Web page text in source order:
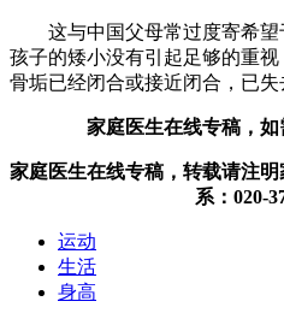
这与中国父母常过度寄希望
孩子的矮小没有引起足够的重
骨垢已经闭合或接近闭合，已失
家庭医生在线专稿，如
家庭医生在线专稿，转载请注
系：020-
运动
生活
身高